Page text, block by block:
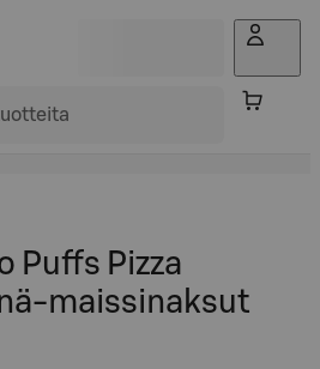
Puffs Pizza
maissinaksut